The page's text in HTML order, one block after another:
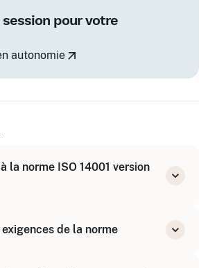
session pour votre
autonomie
la norme ISO 14001 version
enjeux du management
de la norme